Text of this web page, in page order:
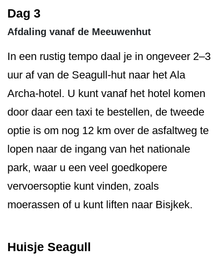
Dag 3
Afdaling vanaf de Meeuwenhut
In een rustig tempo daal je in ongeveer 2–3
uur af van de Seagull-hut naar het Ala
Archa-hotel. U kunt vanaf het hotel komen
door daar een taxi te bestellen, de tweede
optie is om nog 12 km over de asfaltweg te
lopen naar de ingang van het nationale
park, waar u een veel goedkopere
vervoersoptie kunt vinden, zoals
moerassen of u kunt liften naar Bisjkek.
Huisje Seagull